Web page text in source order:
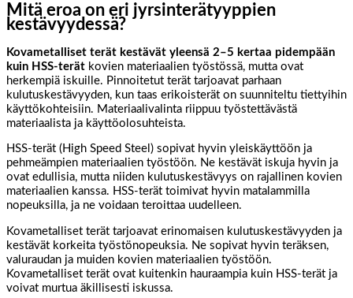
Mitä eroa on eri jyrsinterätyyppien
kestävyydessä?
Kovametalliset terät kestävät yleensä 2–5 kertaa pidempään
kuin HSS-terät kovien materiaalien työstössä, mutta ovat
herkempiä iskuille. Pinnoitetut terät tarjoavat parhaan
kulutuskestävyyden, kun taas erikoisterät on suunniteltu tiettyihin
käyttökohteisiin. Materiaalivalinta riippuu työstettävästä
materiaalista ja käyttöolosuhteista.
HSS-terät (High Speed Steel) sopivat hyvin yleiskäyttöön ja
pehmeämpien materiaalien työstöön. Ne kestävät iskuja hyvin ja
ovat edullisia, mutta niiden kulutuskestävyys on rajallinen kovien
materiaalien kanssa. HSS-terät toimivat hyvin matalammilla
nopeuksilla, ja ne voidaan teroittaa uudelleen.
Kovametalliset terät tarjoavat erinomaisen kulutuskestävyyden ja
kestävät korkeita työstönopeuksia. Ne sopivat hyvin teräksen,
valuraudan ja muiden kovien materiaalien työstöön.
Kovametalliset terät ovat kuitenkin hauraampia kuin HSS-terät ja
voivat murtua äkillisesti iskussa.